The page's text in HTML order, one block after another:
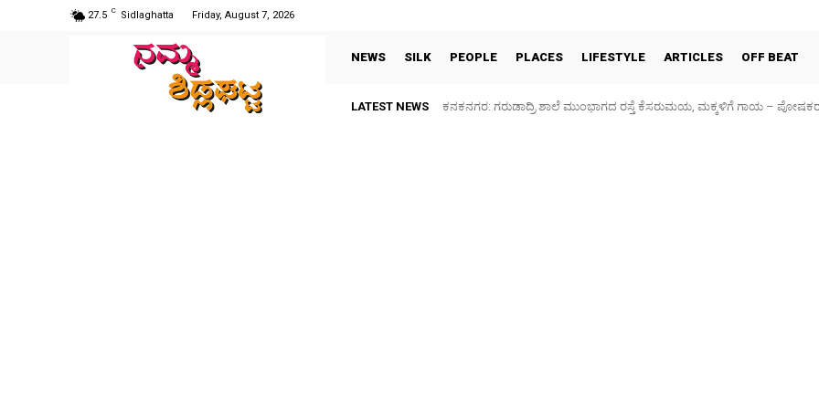
27.5 C Sidlaghatta Friday, August 7, 2026
NEWS SILK PEOPLE PLACES LIFESTYLE ARTICLES OFF BEAT
LATEST NEWS ಕನಕನಗರ: ಗರುಡಾದ್ರಿ ಶಾಲೆ ಮುಂಭಾಗದ ರಸ್ತೆ ಕೆಸರುಮಯ, ಮಕ್ಕಳಿಗೆ ಗಾಯ –
Sidlaghatta Silk Cocoon Market-06/08/2026